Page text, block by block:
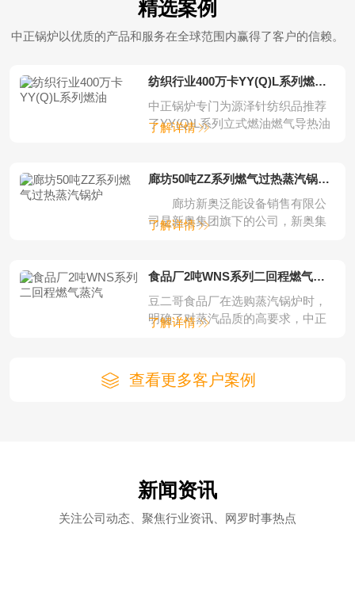
精选案例
中正锅炉以优质的产品和服务在全球范围内赢得了客户的信赖。
纺织行业400万卡YY(Q)L系列燃油燃气立
中正锅炉专门为源泽针纺织品推荐
了YY(Q)L系列立式燃油燃气导热油
了解详情
廊坊50吨ZZ系列燃气过热蒸汽锅炉项目
廊坊新奥泛能设备销售有限公
司是新奥集团旗下的公司，新奥集
了解详情
食品厂2吨WNS系列二回程燃气蒸汽锅炉
豆二哥食品厂在选购蒸汽锅炉时，
明确了对蒸汽品质的高要求，中正
了解详情
查看更多客户案例
新闻资讯
关注公司动态、聚焦行业资讯、网罗时事热点